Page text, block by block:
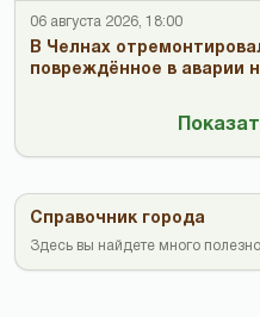
06 августа 2026, 18:00
В Челнах
повреждённое в аварии
Справочник города
Здесь вы найдете много